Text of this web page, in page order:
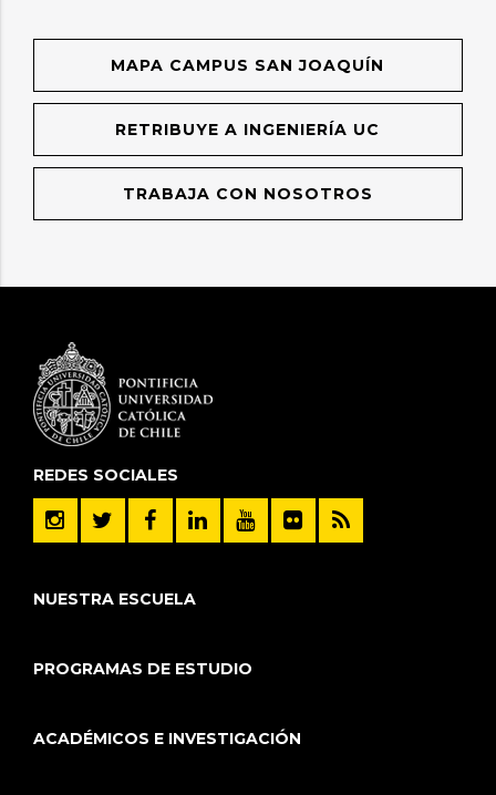
MAPA CAMPUS SAN JOAQUÍN
RETRIBUYE A INGENIERÍA UC
TRABAJA CON NOSOTROS
REDES SOCIALES
NUESTRA ESCUELA
PROGRAMAS DE ESTUDIO
ACADÉMICOS E INVESTIGACIÓN